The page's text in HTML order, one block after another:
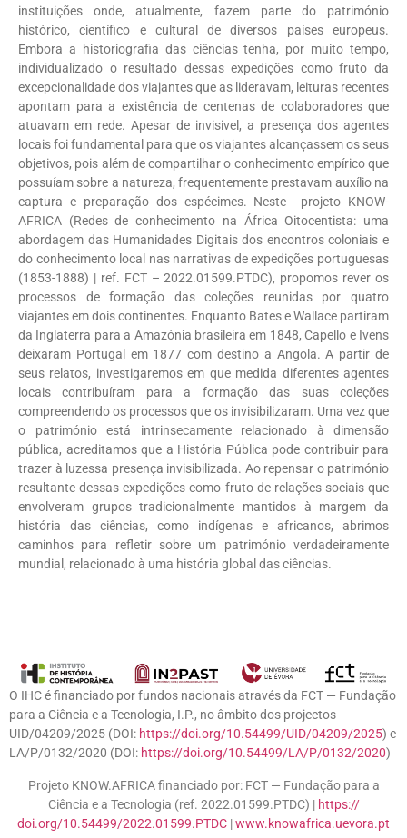
instituições onde, atualmente, fazem parte do património
histórico, científico e cultural de diversos países europeus.
Embora a historiografia das ciências tenha, por muito tempo,
individualizado o resultado dessas expedições como fruto da
excepcionalidade dos viajantes que as lideravam, leituras recentes
apontam para a existência de centenas de colaboradores que
atuavam em rede. Apesar de invisivel, a presença dos agentes
locais foi fundamental para que os viajantes alcançassem os seus
objetivos, pois além de compartilhar o conhecimento empírico que
possuíam sobre a natureza, frequentemente prestavam auxílio na
captura e preparação dos espécimes. Neste projeto KNOW-
AFRICA (Redes de conhecimento na África Oitocentista: uma
abordagem das Humanidades Digitais dos encontros coloniais e
do conhecimento local nas narrativas de expedições portuguesas
(1853-1888) | ref. FCT – 2022.01599.PTDC), propomos rever os
processos de formação das coleções reunidas por quatro
viajantes em dois continentes. Enquanto Bates e Wallace partiram
da Inglaterra para a Amazónia brasileira em 1848, Capello e Ivens
deixaram Portugal em 1877 com destino a Angola. A partir de
seus relatos, investigaremos em que medida diferentes agentes
locais contribuíram para a formação das suas coleções
compreendendo os processos que os invisibilizaram. Uma vez que
o património está intrinsecamente relacionado à dimensão
pública, acreditamos que a História Pública pode contribuir para
trazer à luzessa presença invisibilizada. Ao repensar o património
resultante dessas expedições como fruto de relações sociais que
envolveram grupos tradicionalmente mantidos à margem da
história das ciências, como indígenas e africanos, abrimos
caminhos para refletir sobre um património verdadeiramente
mundial, relacionado à uma história global das ciências.
O IHC é financiado por fundos nacionais através da FCT — Fundação
para a Ciência e a Tecnologia, I.P., no âmbito dos projectos
UID/04209/2025 (DOI: https://doi.org/10.54499/UID/04209/2025) e
LA/P/0132/2020 (DOI: https://doi.org/10.54499/LA/P/0132/2020)
Projeto KNOW.AFRICA financiado por: FCT — Fundação para a
Ciência e a Tecnologia (ref. 2022.01599.PTDC) | https://
doi.org/10.54499/2022.01599.PTDC |www.knowafrica.uevora.pt